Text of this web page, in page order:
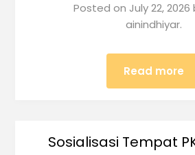
Posted on July 22, 2026
ainindhiyar.
Read more
Sosialisasi Tempat